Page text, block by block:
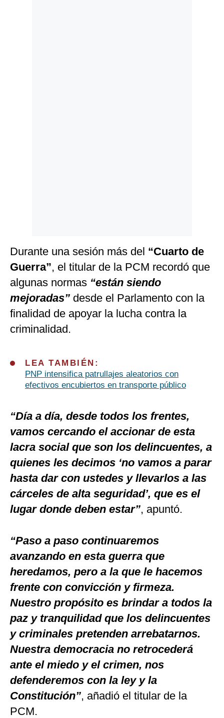
Durante una sesión más del “Cuarto de
Guerra”, el titular de la PCM recordó que
algunas normas “están siendo
mejoradas” desde el Parlamento con la
finalidad de apoyar la lucha contra la
criminalidad.
LEA TAMBIÉN:
PNP intensifica patrullajes aleatorios con
efectivos encubiertos en transporte público
“Día a día, desde todos los frentes,
vamos cercando el accionar de esta
lacra social que son los delincuentes, a
quienes les decimos ‘no vamos a parar
hasta dar con ustedes y llevarlos a las
cárceles de alta seguridad’, que es el
lugar donde deben estar”, apuntó.
“Paso a paso continuaremos
avanzando en esta guerra que
heredamos, pero a la que le hacemos
frente con convicción y firmeza.
Nuestro propósito es brindar a todos la
paz y tranquilidad que los delincuentes
y criminales pretenden arrebatarnos.
Nuestra democracia no retrocederá
ante el miedo y el crimen, nos
defenderemos con la ley y la
Constitución”, añadió el titular de la
PCM.